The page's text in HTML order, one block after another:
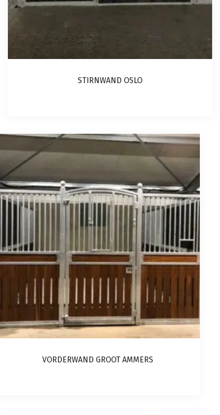
STIRNWAND OSLO
VORDERWAND GROOT AMMERS